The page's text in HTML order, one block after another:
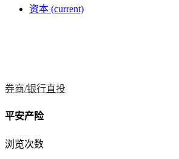
资本 (current)
券商/银行直投
平安产险
浏览次数